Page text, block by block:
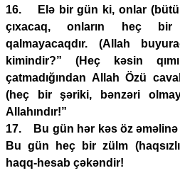
16. Elə bir gün ki, onlar
çıxacaq, onların heç
qalmayacaqdır. (Allah
kimindir?” (Heç kəsin
çatmadığından Allah Özü
(heç bir şəriki, bənzəri
Allahındır!”
17. Bu gün hər kəs öz əməlinə
Bu gün heç bir zülm
haqq-hesab çəkəndir!